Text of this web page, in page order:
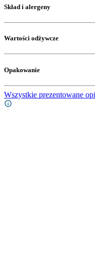
Skład i alergeny
Wartości odżywcze
Opakowanie
Wszystkie prezentowane